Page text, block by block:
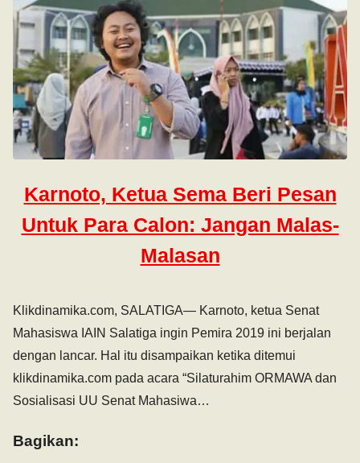
Karnoto, Ketua Sema Beri Pesan
Untuk Para Calon: Jangan Malas-
Malasan
Klikdinamika.com, SALATIGA— Karnoto, ketua Senat
Mahasiswa IAIN Salatiga ingin Pemira 2019 ini berjalan
dengan lancar. Hal itu disampaikan ketika ditemui
klikdinamika.com pada acara “Silaturahim ORMAWA dan
Sosialisasi UU Senat Mahasiwa…
Bagikan: